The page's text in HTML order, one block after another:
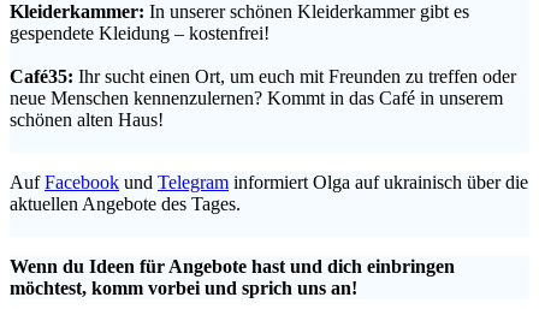
Kleiderkammer: In unserer schönen Kleiderkammer gibt es
gespendete Kleidung – kostenfrei!
Café35: Ihr sucht einen Ort, um euch mit Freunden zu treffen oder
neue Menschen kennenzulernen? Kommt in das Café in unserem
schönen alten Haus!
AufFacebook und Telegram informiert Olga auf ukrainisch über die
aktuellen Angebote des Tages.
Wenn du Ideen für Angebote hast und dich einbringen
möchtest, komm vorbei und sprich uns an!